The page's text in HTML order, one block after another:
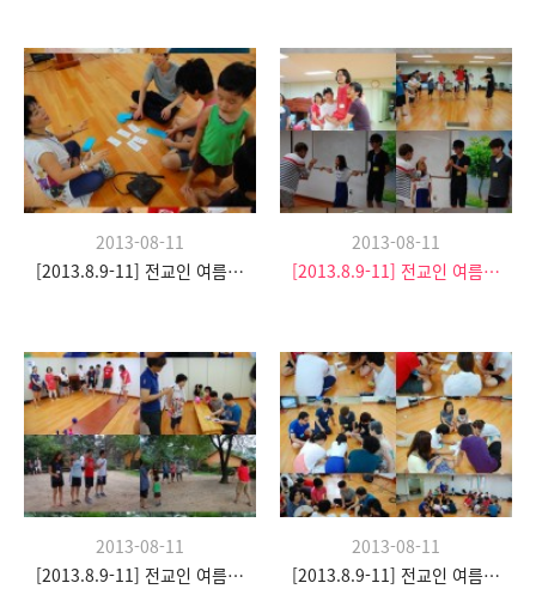
2013-08-11
[2013.8.9-11] 전교인 여름수련회- "이쉼 전쉼"
2013-08-11
[2013.8.9-11] 전교인 여름수련회- "이쉼 전쉼"
2013-08-11
[2013.8.9-11] 전교인 여름수련회- "이쉼 전쉼"
2013-08-11
[2013.8.9-11] 전교인 여름수련회- "이쉼 전쉼"